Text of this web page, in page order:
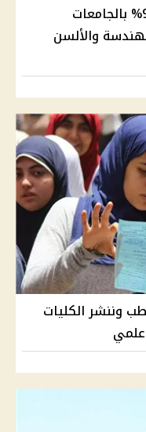
هل ينخفض تنسيق الطب لأقل 90% بالجامعات
والألسن
وننشر الكليات